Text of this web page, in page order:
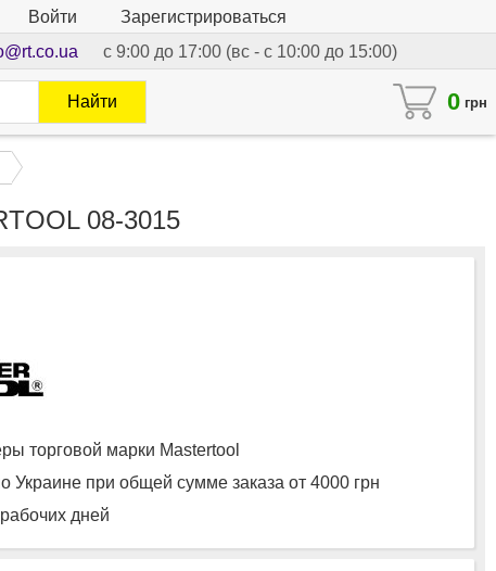
Войти
Зарегистрироваться
с 9:00 до 17:00 (вс - с 10:00 до 15:00)
0 грн
Найти
08-3015
торговой марки Mastertool
Украине при общей сумме заказа от 4000 грн
дней